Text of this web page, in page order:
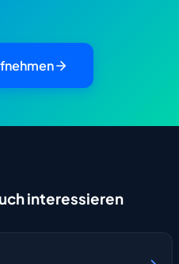
interessieren